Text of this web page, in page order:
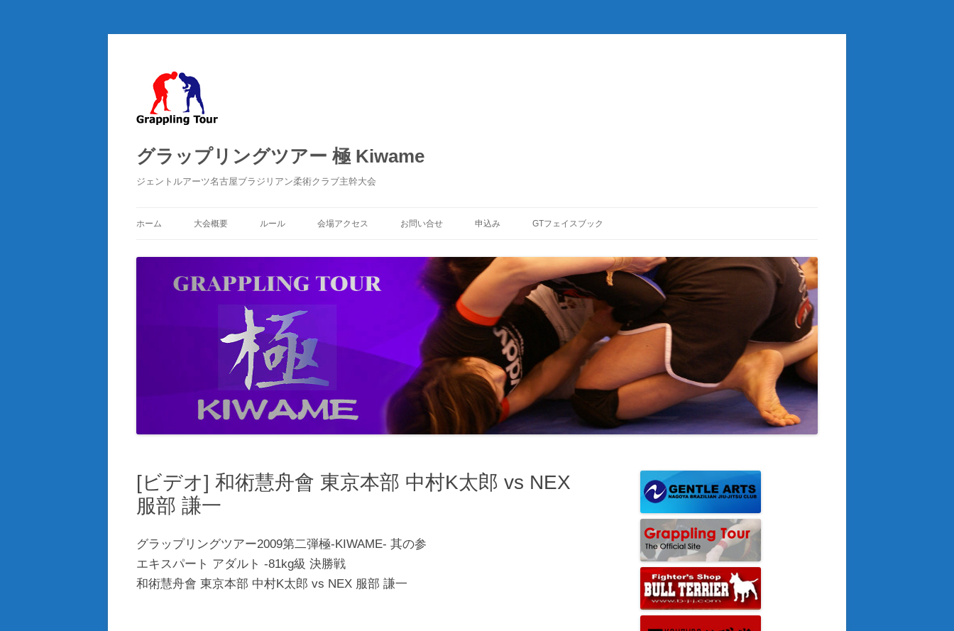
グラップリングツアー 極 Kiwame
ジェントルアーツ名古屋ブラジリアン柔術クラブ主幹大会
ン
ツ
へ
ス
キ
ッ
プ
ホーム 大会概要 ルール 会場アクセス お問い合せ 申込み GTフェイスブック
[ビデオ] 和術慧舟會 東京本部 中村K太郎 vs NEX
服部 謙一
グラップリングツアー2009第二弾極-KIWAME- 其の参
エキスパート アダルト -81kg級 決勝戦
和術慧舟會 東京本部 中村K太郎 vs NEX 服部 謙一